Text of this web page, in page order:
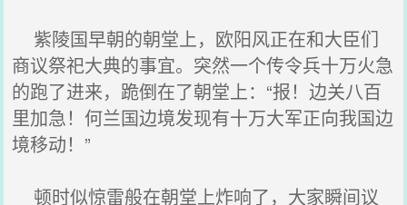
紫陵国早朝的朝堂上，欧阳风正在和大臣们
商议祭祀大典的事宜。突然一个传令兵十万火急
的跑了进来，跪倒在了朝堂上：“报！边关八百
里加急！何兰国边境发现有十万大军正向我国边
境移动！”
顿时似惊雷般在朝堂上炸响了，大家瞬间议